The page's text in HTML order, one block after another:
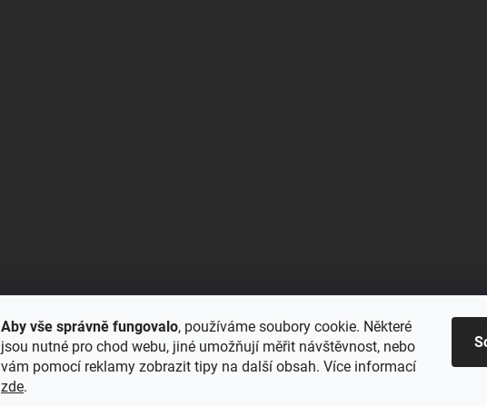
Aby vše správně fungovalo, používáme soubory cookie. Některé
jsou nutné pro chod webu, jiné umožňují měřit návštěvnost, nebo
vám pomocí reklamy zobrazit tipy na další obsah. Více informací
zde.